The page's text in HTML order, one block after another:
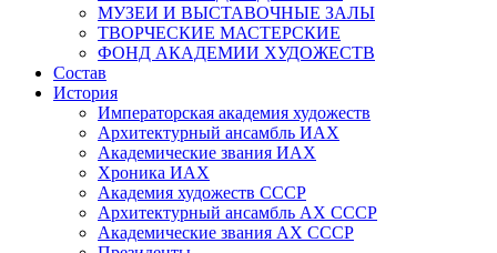
МУЗЕИ И ВЫСТАВОЧНЫЕ ЗАЛЫ
ТВОРЧЕСКИЕ МАСТЕРСКИЕ
ФОНД АКАДЕМИИ ХУДОЖЕСТВ
Состав
История
Императорская академия художеств
Архитектурный ансамбль ИАХ
Академические звания ИАХ
Хроника ИАХ
Академия художеств СССР
Архитектурный ансамбль АХ СССР
Академические звания АХ СССР